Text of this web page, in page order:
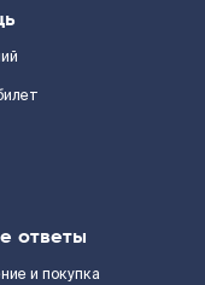
ответы
и покупка